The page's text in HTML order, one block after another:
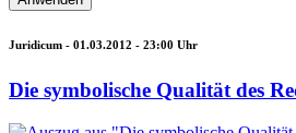
Juridicum - 01.03.2012 - 23:00 Uhr
Die symbolische Qualität des